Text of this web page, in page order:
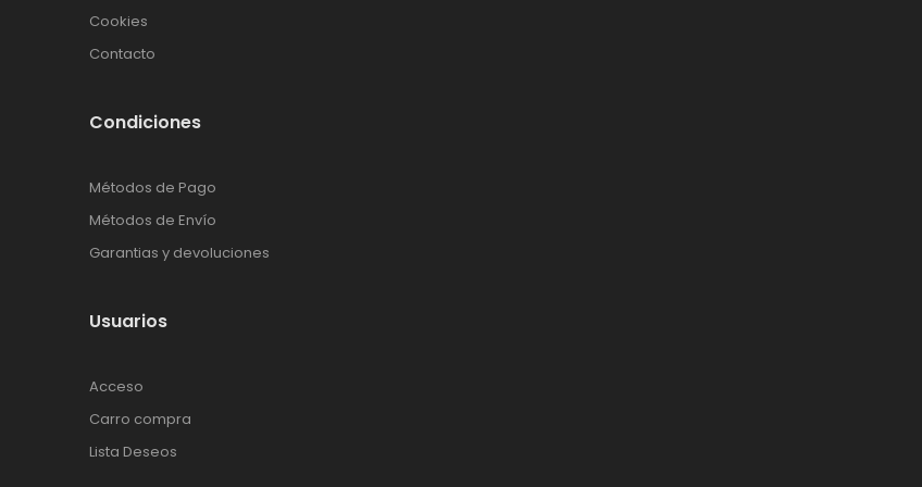
Cookies
Contacto
Condiciones
Métodos de Pago
Métodos de Envío
Garantias y devoluciones
Usuarios
Acceso
Carro compra
Lista Deseos